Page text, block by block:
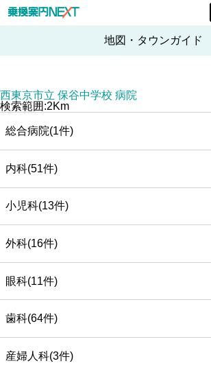
地図・タウンガイド
西東京市立 保谷中学校 病院
検索範囲:2Km
総合病院(1件)
内科(51件)
小児科(13件)
外科(16件)
眼科(11件)
歯科(64件)
産婦人科(3件)